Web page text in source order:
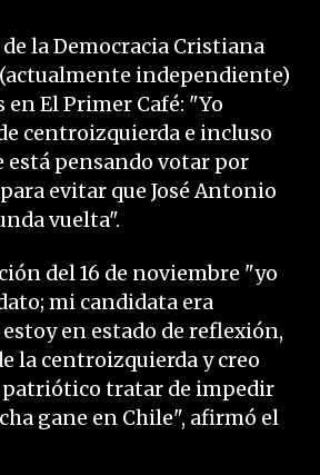
la Democracia Cristiana
independiente)
El Primer Café: "Yo
centroizquierda e incluso
está pensando votar por
evitar que José Antonio
vuelta".
del 16 de noviembre "yo
mi candidata era
en estado de reflexión,
la centroizquierda y creo
patriótico tratar de impedir
gane en Chile", afirmó el